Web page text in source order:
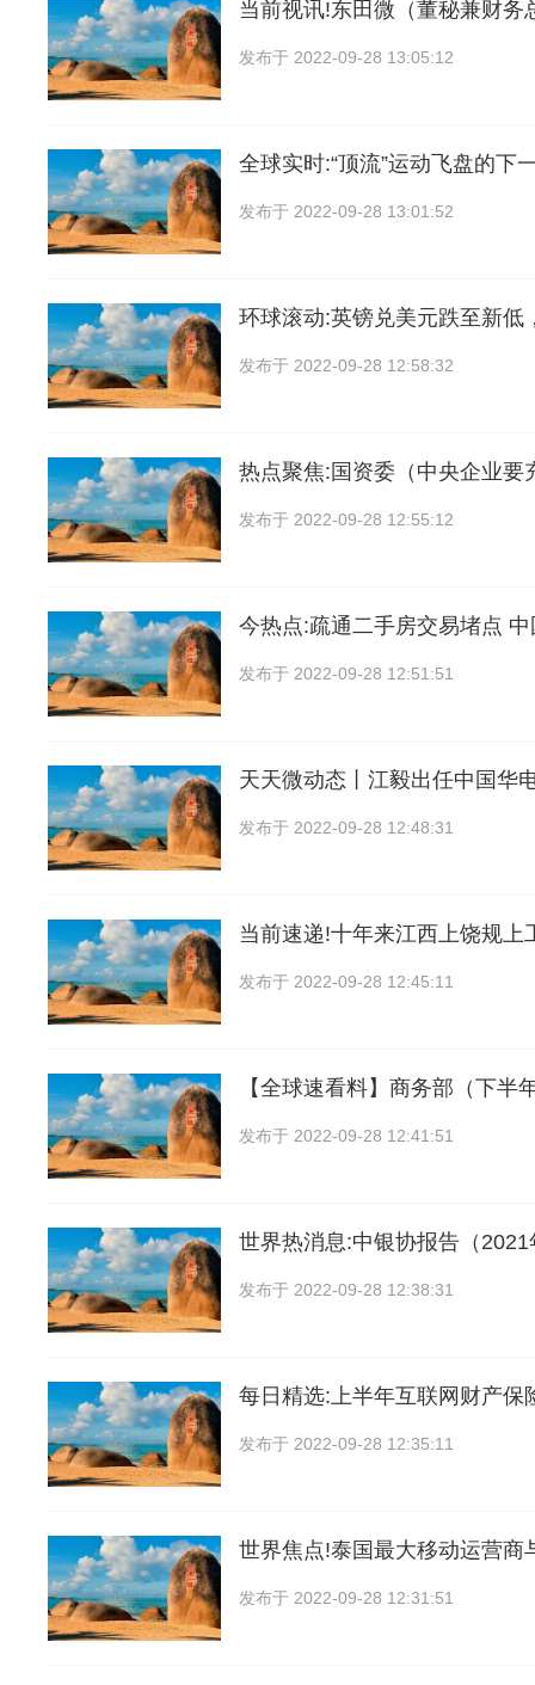
当前视讯!东田微（董秘兼财务
发布于 2022-09-28 13:05:12
全球实时:“顶流”运动飞盘的下
发布于 2022-09-28 13:01:52
环球滚动:英镑兑美元跌至新低
发布于 2022-09-28 12:58:32
热点聚焦:国资委（中央企业要
发布于 2022-09-28 12:55:12
今热点:疏通二手房交易堵点
发布于 2022-09-28 12:51:51
天天微动态丨江毅出任中国华
发布于 2022-09-28 12:48:31
当前速递!十年来江西上饶规上
发布于 2022-09-28 12:45:11
【全球速看料】商务部（下半
发布于 2022-09-28 12:41:51
世界热消息:中银协报告（
发布于 2022-09-28 12:38:31
每日精选:上半年互联网财产保
发布于 2022-09-28 12:35:11
世界焦点!泰国最大移动运营商
发布于 2022-09-28 12:31:51